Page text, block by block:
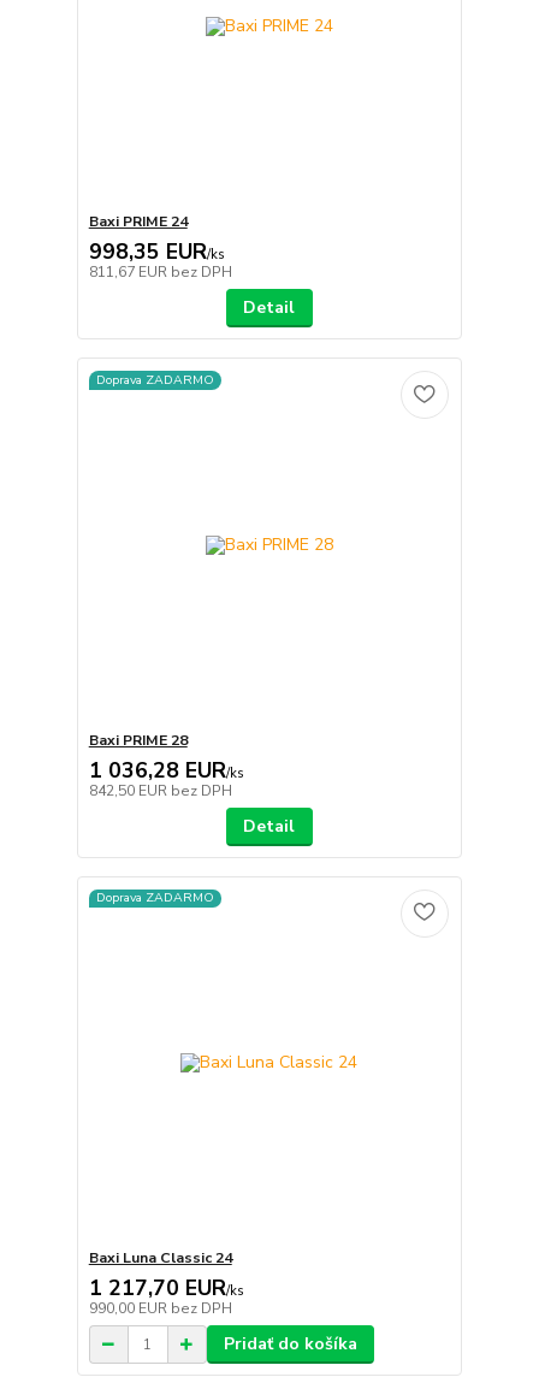
Baxi PRIME 24
998,35 EUR/ks
811,67 EUR bez DPH
Detail
Doprava ZADARMO
Baxi PRIME 28
1 036,28 EUR/ks
842,50 EUR bez DPH
Detail
Doprava ZADARMO
Baxi Luna Classic 24
1 217,70 EUR/ks
990,00 EUR bez DPH
Pridať do košíka